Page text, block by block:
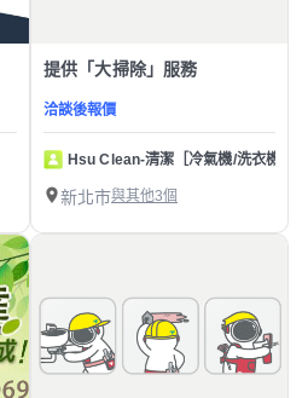
提供「大掃除」服務
洽談後報價
Hsu Clean-清潔［冷氣機/洗衣機］
新北市與其他3個